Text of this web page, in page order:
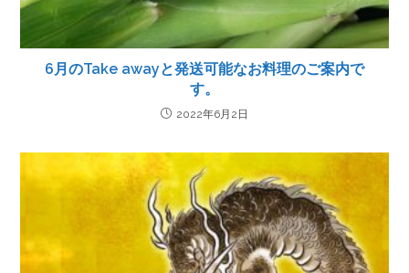
6月のTake awayと発送可能なお料理のご案内で
す。
2022年6月2日